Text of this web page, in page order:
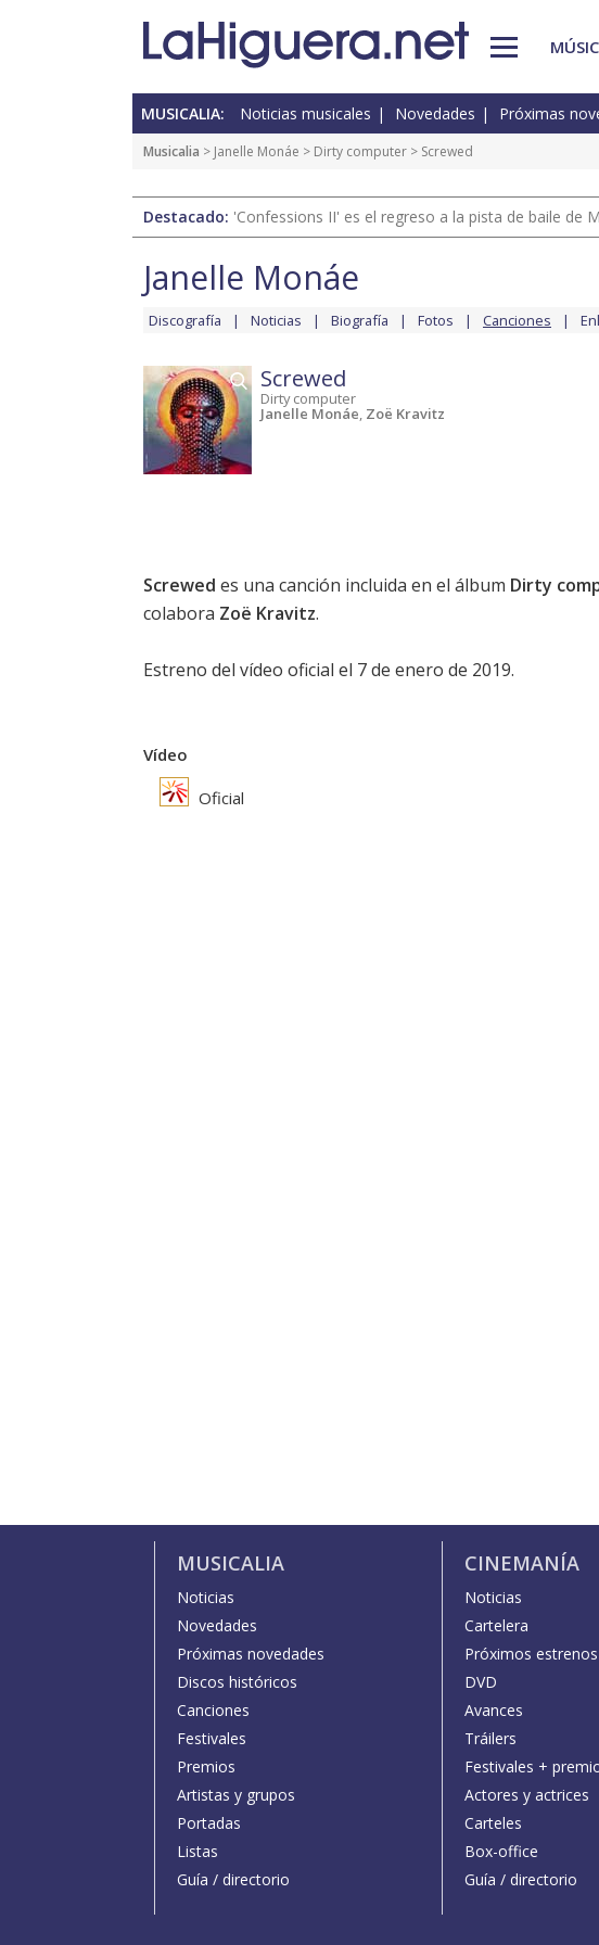
MUSICALIA: Noticias musicales Novedades Próximas
Musicalia > Janelle Monáe > Dirty computer > Screwed
Destacado: 'Confessions II' es el regreso a la pista de baile de
Janelle Monáe
Discografía Noticias Biografía Fotos Canciones
Screwed
Dirty computer
Janelle Monáe, Zoë Kravitz
Screwed es una canción incluida en el álbum Dirty
colabora Zoë Kravitz.
Estreno del vídeo oficial el 7 de enero de 2019.
Vídeo
Oficial
MUSICALIA
Noticias
Novedades
Próximas novedades
Discos históricos
Canciones
Festivales
Premios
Artistas y grupos
Portadas
Listas
Guía / directorio
CINEMANÍA
Noticias
Cartelera
Próximos estrenos
DVD
Avances
Tráilers
Festivales +
Actores y actrices
Carteles
Box-office
Guía / directorio